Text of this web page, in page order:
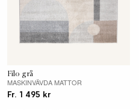
Filo grå
MASKINVÄVDA MATTOR
Fr. 1 495 kr